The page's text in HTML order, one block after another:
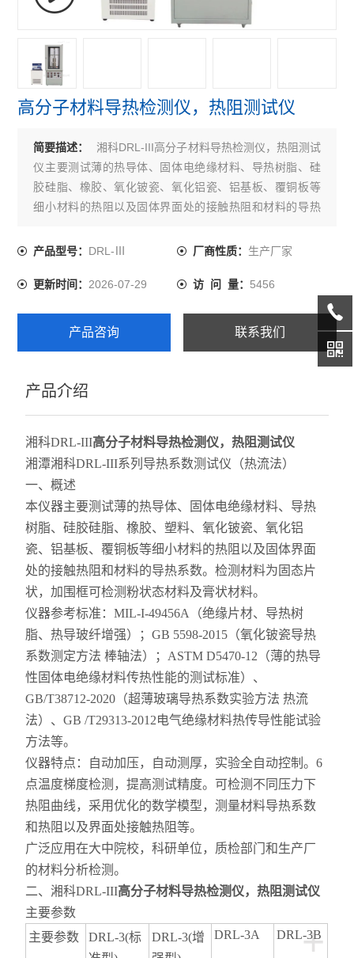
高分子材料导热检测仪，热阻测试仪
简要描述：
湘科DRL-III高分子材料导热检测仪，热阻测试
仪主要测试薄的热导体、固体电绝缘材料、导热树脂、硅
胶硅脂、橡胶、氧化铍瓷、氧化铝瓷、铝基板、覆铜板等
细小材料的热阻以及固体界面处的接触热阻和材料的导热
膏状材料
产品型号： DRL-Ⅲ 厂商性质： 生产厂家
更新时间：2026-07-29 访 问 量： 5456
产品咨询 联系我们
产品介绍
湘科DRL-III高分子材料导热检测仪，热阻测试仪
湘潭湘科DRL-III系列导热系数测试仪（热流法）
一、概述
本仪器主要测试薄的热导体、固体电绝缘材料、导热
树脂、硅胶硅脂、橡胶、塑料、氧化铍瓷、氧化铝
瓷、铝基板、覆铜板等细小材料的热阻以及固体界面
处的接触热阻和材料的导热系数。检测材料为固态片
状，加围框可检测粉状态材料及膏状材料。
仪器参考标准：MIL-I-49456A（绝缘片材、导热树
脂、热导玻纤增强）；GB 5598-2015（氧化铍瓷导热
系数测定方法 棒轴法）；ASTM D5470-12（薄的热导
性固体电绝缘材料传热性能的测试标准）、
GB/T38712-2020（超薄玻璃导热系数实验方法 热流
法）、GB /T29313-2012电气绝缘材料热传导性能试验
方法等。
仪器特点：自动加压，自动测厚，实验全自动控制。6
点温度梯度检测，提高测试精度。可检测不同压力下
热阻曲线，采用优化的数学模型，测量材料导热系数
和热阻以及界面处接触热阻等。
广泛应用在大中院校，科研单位，质检部门和生产厂
的材料分析检测。
二、湘科DRL-III高分子材料导热检测仪，热阻测试仪
主要参数
+
主要参数
DRL-3(标
DRL-3(增
DRL-3A DRL-3B